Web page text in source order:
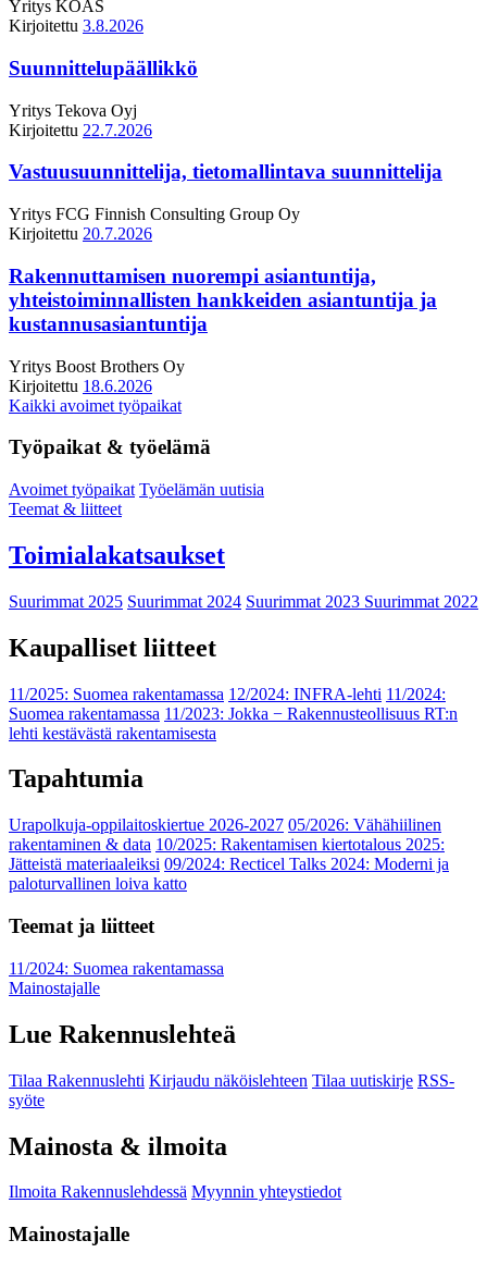
Yritys KOAS
Kirjoitettu 3.8.2026
Suunnittelupäällikkö
Yritys Tekova Oyj
Kirjoitettu 22.7.2026
Vastuusuunnittelija, tietomallintava suunnittelija
Yritys FCG Finnish Consulting Group Oy
Kirjoitettu 20.7.2026
Rakennuttamisen nuorempi asiantuntija,
yhteistoiminnallisten hankkeiden asiantuntija ja
kustannusasiantuntija
Yritys Boost Brothers Oy
Kirjoitettu 18.6.2026
Kaikki avoimet työpaikat
Työpaikat & työelämä
Avoimet työpaikat Työelämän uutisia
Teemat & liitteet
Toimialakatsaukset
Suurimmat 2025 Suurimmat 2024 Suurimmat 2023 Suurimmat 2022
Kaupalliset liitteet
11/2025: Suomea rakentamassa 12/2024: INFRA-lehti 11/2024:
Suomea rakentamassa 11/2023: Jokka − Rakennusteollisuus RT:n
lehti kestävästä rakentamisesta
Tapahtumia
Urapolkuja-oppilaitoskiertue 2026-2027 05/2026: Vähähiilinen
rakentaminen & data 10/2025: Rakentamisen kiertotalous 2025:
Jätteistä materiaaleiksi 09/2024: Recticel Talks 2024: Moderni ja
paloturvallinen loiva katto
Teemat ja liitteet
11/2024: Suomea rakentamassa
Mainostajalle
Lue Rakennuslehteä
Tilaa Rakennuslehti Kirjaudu näköislehteen Tilaa uutiskirje RSS-
syöte
Mainosta & ilmoita
Ilmoita Rakennuslehdessä Myynnin yhteystiedot
Mainostajalle